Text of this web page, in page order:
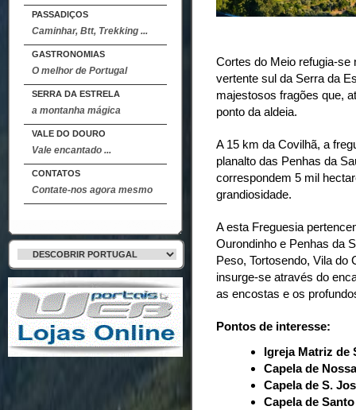
PASSADIÇOS
Caminhar, Btt, Trekking ...
GASTRONOMIAS
O melhor de Portugal
SERRA DA ESTRELA
a montanha mágica
VALE DO DOURO
Vale encantado ...
CONTATOS
Contate-nos agora mesmo
Cortes do Meio refugia-se
vertente sul da Serra da
majestosos fragões que,
ponto da aldeia.
A 15 km da Covilhã, a
planalto das Penhas da
correspondem 5 mil
grandiosidade.
A esta Freguesia
Ourondinho e Penhas da
Peso, Tortosendo, Vila do
insurge-se através do
as encostas e os
Pontos de interesse:
Igreja Matriz de
Capela de
Capela de S.
Capela de